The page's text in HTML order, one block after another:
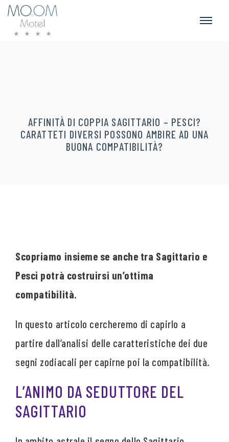
AFFINITÀ DI COPPIA SAGITTARIO – PESCI?
CARATTETI DIVERSI POSSONO AMBIRE AD UNA
BUONA COMPATIBILITÀ?
Scopriamo insieme se anche tra Sagittario e
Pesci potrà costruirsi un’ottima
compatibilità.
In questo articolo cercheremo di capirlo a
partire dall’analisi delle caratteristiche dei due
segni zodiacali per capirne poi la compatibilità.
L’ANIMO DA SEDUTTORE DEL
SAGITTARIO